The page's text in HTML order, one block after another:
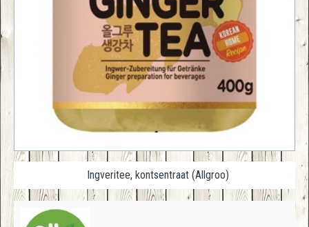
Ingveritee, kontsentraat (Allgroo)